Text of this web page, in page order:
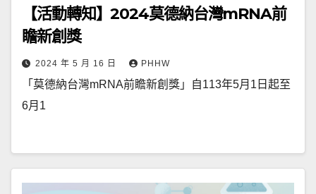
【活動轉知】2024莫德納台灣mRNA前
瞻新創獎
2024 年 5 月 16 日 PHHW
「莫德納台灣mRNA前瞻新創獎」自113年5月1日起至
6月1